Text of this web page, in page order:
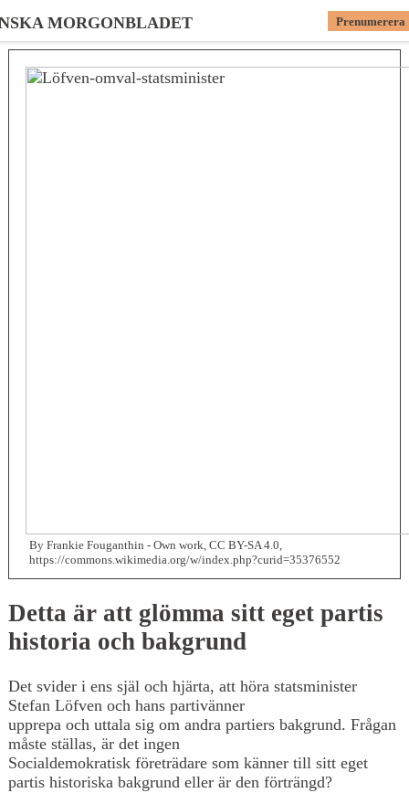
MORGONBLADET Prenumerera
By Frankie Fouganthin - Own work, CC BY-SA 4.0,
https://commons.wikimedia.org/w/index.php?curid=35376552
Detta är att glömma sitt eget partis
historia och bakgrund
Det svider i ens själ och hjärta, att höra statsminister
Stefan Löfven och hans partivänner
upprepa och uttala sig om andra partiers bakgrund. Frågan
måste ställas, är det ingen
Socialdemokratisk företrädare som känner till sitt eget
partis historiska bakgrund eller är den förträngd?